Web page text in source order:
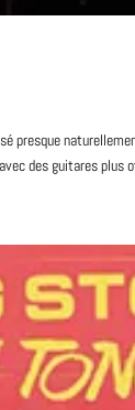
presque
des guitares plus